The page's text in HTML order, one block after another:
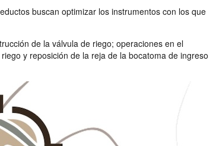
buscan optimizar los instrumentos con los que
de la válvula de riego; operaciones en el
y reposición de la reja de la bocatoma de ingreso